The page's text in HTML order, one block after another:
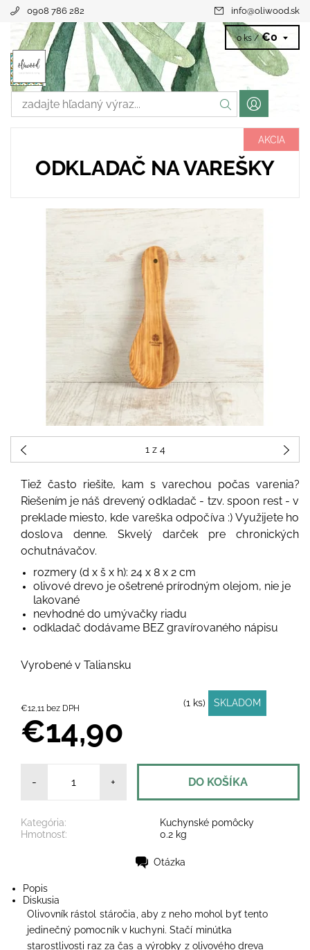
0908 786 282 info@oliwood.sk
0 ks / €0
AKCIA
ODKLADAČ NA VAREŠKY
1z 4
Tiež často riešite, kam s varechou počas varenia?
Riešením je náš drevený odkladač - tzv. spoon rest - v
preklade miesto, kde vareška odpočíva :) Využijete ho
doslova denne. Skvelý darček pre chronických
ochutnávačov.
rozmery (d x š x h): 24 x 8 x 2 cm
olivové drevo je ošetrené prírodným olejom, nie je
lakované
nevhodné do umývačky riadu
odkladač dodávame BEZ gravírovaného nápisu
Vyrobené v Taliansku
€12,11 bez DPH (1 ks) SKLADOM
€14,90
- +
Kategória:
Kuchynské pomôcky
Hmotnosť:
0.2 kg
Otázka
Popis
Diskusia
Olivovník rástol stáročia, aby z neho mohol byť tento
jedinečný pomocník v kuchyni. Stačí minútka
starostlivosti raz za čas a výrobky z olivového dreva